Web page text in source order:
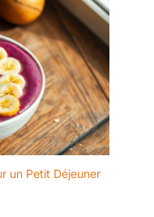
au lave-
– chaque pièce
unique.
un Petit Déjeuner